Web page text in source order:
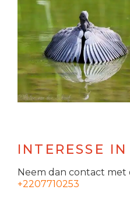
INTERESSE
Neem dan contact met
+2207710253